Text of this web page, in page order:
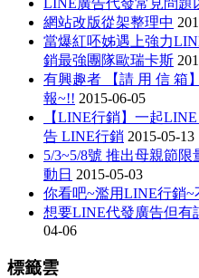
LINE廣告代發常見問題
網站改版從架整理中
當爆紅呸姊遇上強力
銷最強團隊歐瑞卡斯
有興趣者 【請 用 信 箱
報~!! 2015-06-05
【LINE行銷】一起
告 LINE行銷 2015-05-13
5/3~5/8號 推出母親節
動日 2015-05-03
你看吧~濫用LINE行銷
想要LINE代發廣告但有
04-06
標籤雲